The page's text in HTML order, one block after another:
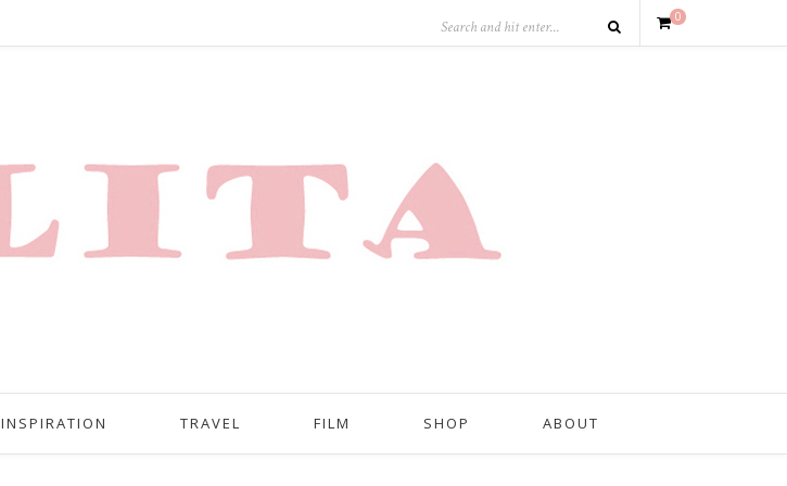
0
INSPIRATION TRAVEL FILM SHOP ABOUT